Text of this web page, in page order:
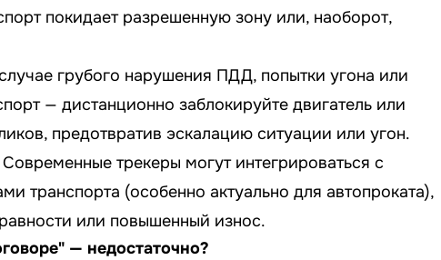
покидает разрешенную зону или, наоборот,
грубого нарушения ПДД, попытки угона или
— дистанционно заблокируйте двигатель или
предотвратив эскалацию ситуации или угон.
Современные трекеры могут интегрироваться с
транспорта (особенно актуально для автопроката),
или повышенный износ.
— недостаточно?